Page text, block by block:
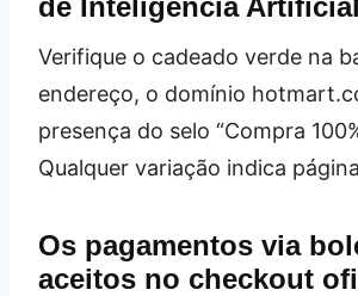
Verifique o cadeado verde na
endereço, o domínio
presença do selo “Compra
Qualquer variação indica
Os pagamentos via
aceitos no checkout